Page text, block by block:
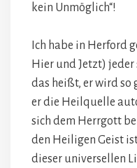
kein Unmöglich“!
Ich habe in Herford
Hier und Jetzt) jeder
das heißt, er wird so
er die Heilquelle
sich dem Herrgott
den Heiligen Geist
dieser universellen